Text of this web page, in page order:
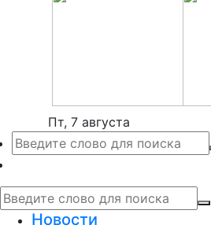
Пт, 7 августа
Новости